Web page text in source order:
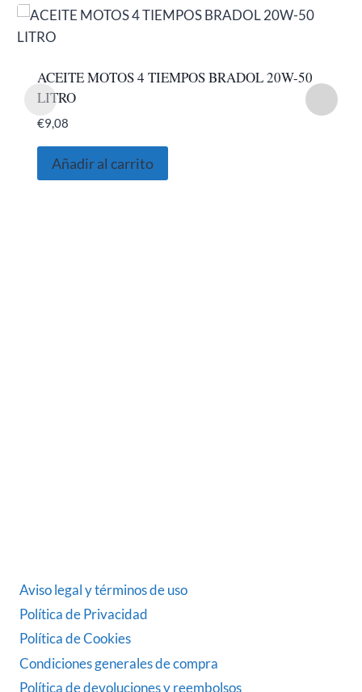
ACEITE MOTOS 4 TIEMPOS BRADOL 20W-50
LITRO
€9,08
Añadir al carrito
Aviso legal y términos de uso
Política de Privacidad
Política de Cookies
Condiciones generales de compra
Política de devoluciones y reembolsos